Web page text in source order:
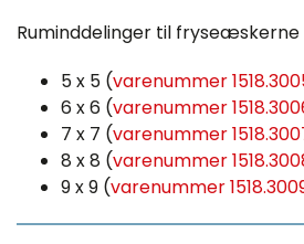
Ruminddelinger til
5 x 5 (varenummer
6 x 6 (varenummer
7 x 7 (varenummer
8 x 8 (varenummer
9 x 9 (varenummer